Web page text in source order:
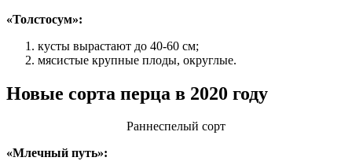
«Толстосум»:
кусты вырастают до 40-60 см;
мясистые крупные плоды, округлые.
Новые сорта перца в 2020 году
Раннеспелый сорт
«Млечный путь»: